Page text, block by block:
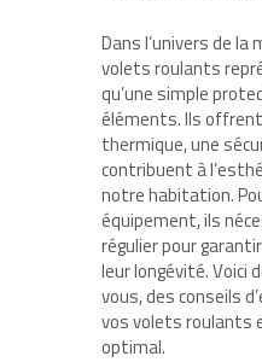
Dans l’univers de la
volets roulants
qu’une simple
éléments. Ils
thermique, une
contribuent à
notre habitation.
équipement, ils
régulier pour
leur longévité. Voici
vous, des conseils
vos volets roulants
optimal.